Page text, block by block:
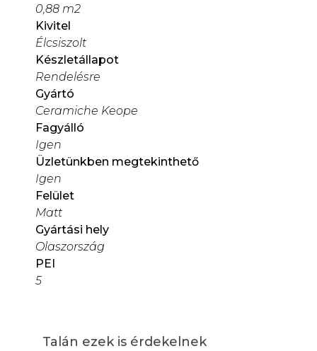
0,88 m2
Kivitel
Élcsiszolt
Készletállapot
Rendelésre
Gyártó
Ceramiche Keope
Fagyálló
Igen
Üzletünkben megtekinthető
Igen
Felület
Matt
Gyártási hely
Olaszország
PEI
5
Talán ezek is érdekelnek